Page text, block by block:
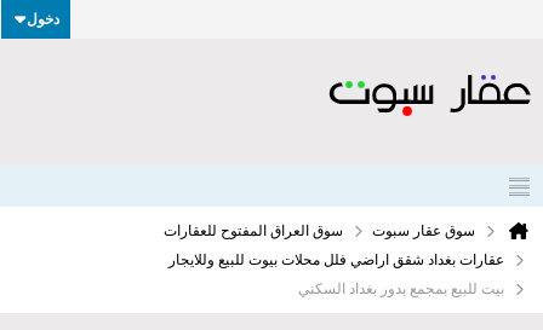
دخول
سوق عقار سبوت
سوق العراق المفتوح للعقارات
عقارات بغداد شقق اراضي فلل محلات بيوت للبيع وللايجار
بيت للبيع بمجمع بدور بغداد السكني